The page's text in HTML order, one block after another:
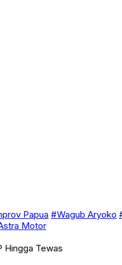
Papua #Wagub Aryoko
Motor
Hingga Tewas